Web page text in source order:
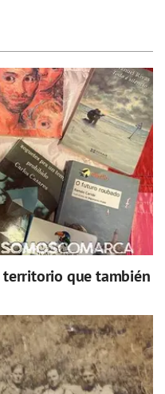
territorio que también